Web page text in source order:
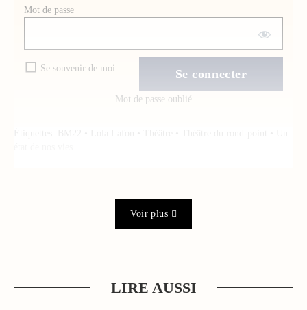
Mot de passe
Se souvenir de moi
Mot de passe oublié
Voir plus
LIRE AUSSI